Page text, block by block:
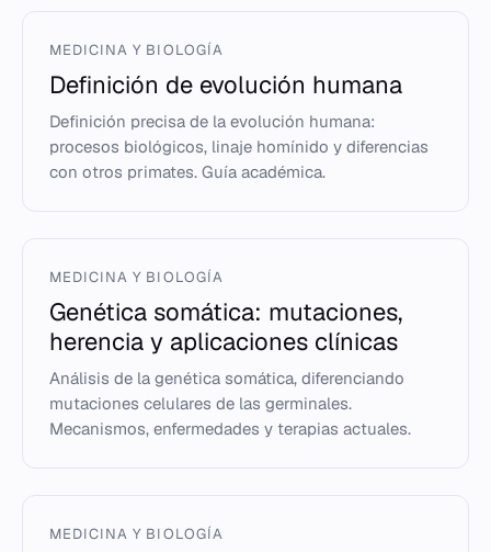
MEDICINA Y BIOLOGÍA
Definición de evolución humana
Definición precisa de la evolución humana:
procesos biológicos, linaje homínido y diferencias
con otros primates. Guía académica.
MEDICINA Y BIOLOGÍA
Genética somática: mutaciones,
herencia y aplicaciones clínicas
Análisis de la genética somática, diferenciando
mutaciones celulares de las germinales.
Mecanismos, enfermedades y terapias actuales.
MEDICINA Y BIOLOGÍA